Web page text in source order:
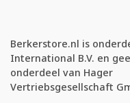
Berkerstore.nl is
International B.V. en
onderdeel van Hager
Vertriebsgesellschaft